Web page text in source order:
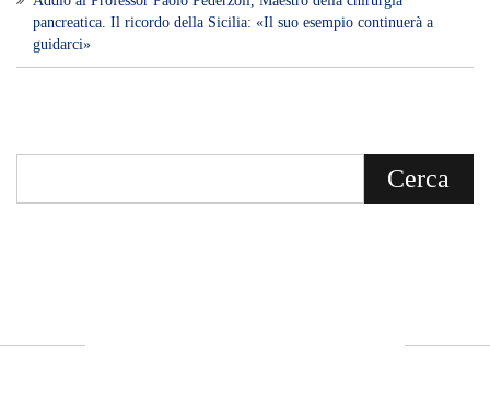
pancreatica. Il ricordo della Sicilia: «Il suo esempio continuerà a
guidarci»